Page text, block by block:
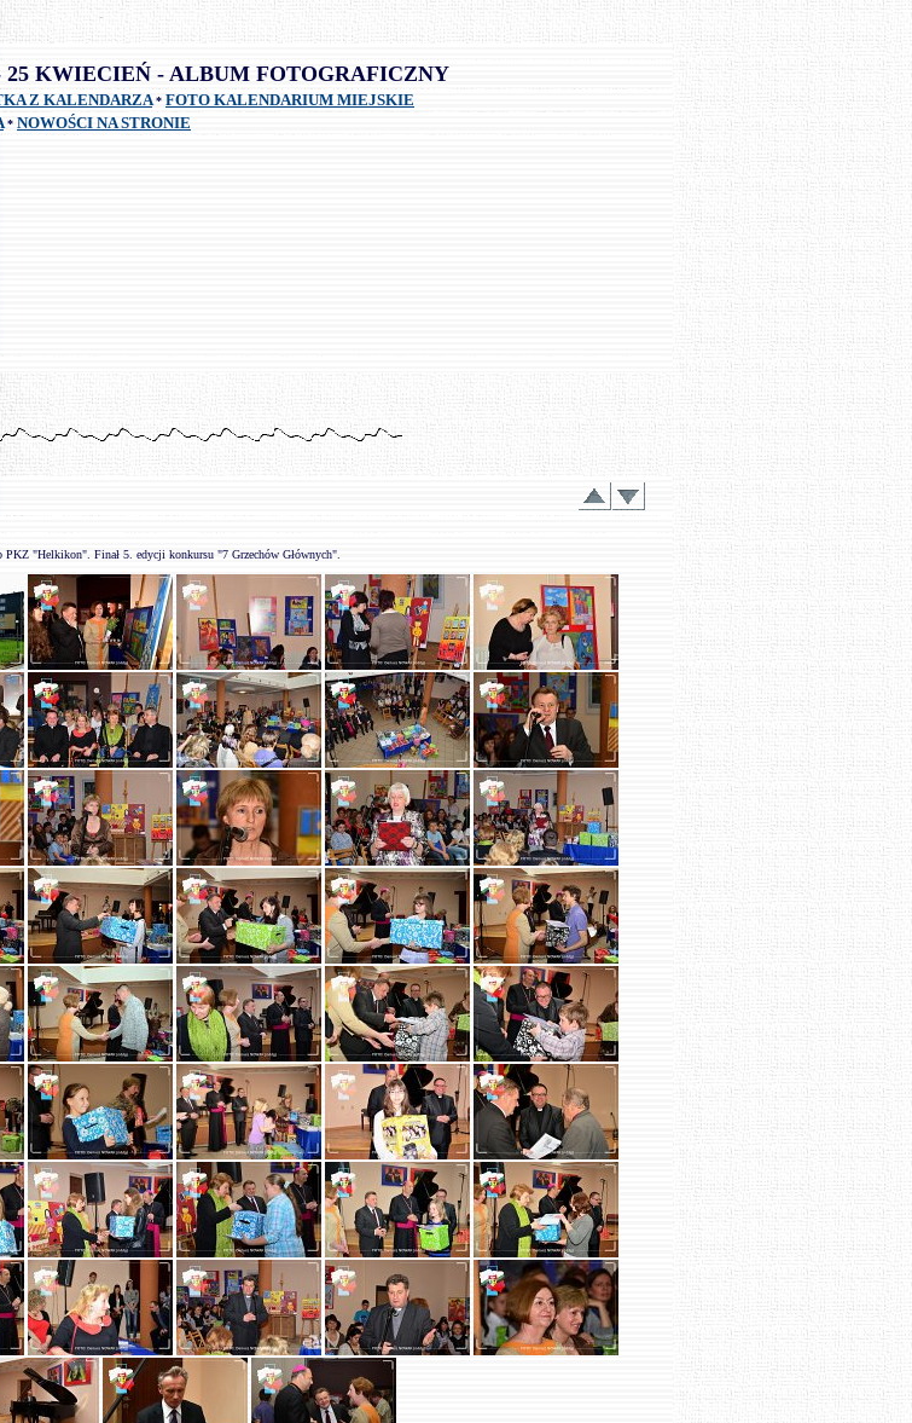
-
25 KWIECIEŃ - ALBUM FOTOGRAFICZNY
Z KALENDARZA * FOTO KALENDARIUM MIEJSKIE
* NOWOŚCI NA STRONIE
PKZ "Helkikon". Finał 5. edycji konkursu "7 Grzechów Głównych".